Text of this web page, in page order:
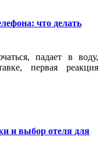
что делать
падает в воду,
первая реакция
и выбор отеля для